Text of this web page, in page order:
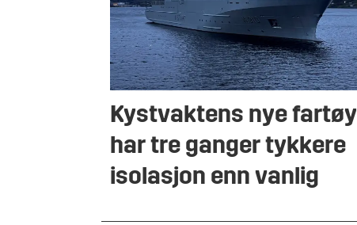
Kystvaktens nye fartøy
har tre ganger tykkere
isolasjon enn vanlig